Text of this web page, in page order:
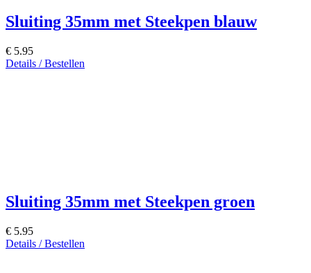
Sluiting 35mm met Steekpen blauw
€ 5.95
Details / Bestellen
Sluiting 35mm met Steekpen groen
€ 5.95
Details / Bestellen